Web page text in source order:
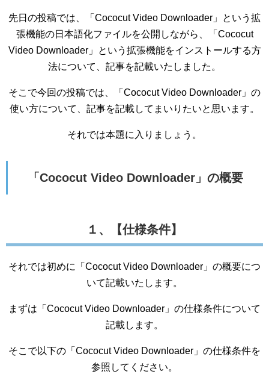
先日の投稿では、「Cococut Video Downloader」という拡
張機能の日本語化ファイルを公開しながら、「Cococut
Video Downloader」という拡張機能をインストールする方
法について、記事を記載いたしました。
そこで今回の投稿では、「Cococut Video Downloader」の
使い方について、記事を記載してまいりたいと思います。
それでは本題に入りましょう。
「Cococut Video Downloader」の概要
１、【仕様条件】
それでは初めに「Cococut Video Downloader」の概要につ
いて記載いたします。
まずは「Cococut Video Downloader」の仕様条件について
記載します。
そこで以下の「Cococut Video Downloader」の仕様条件を
参照してください。